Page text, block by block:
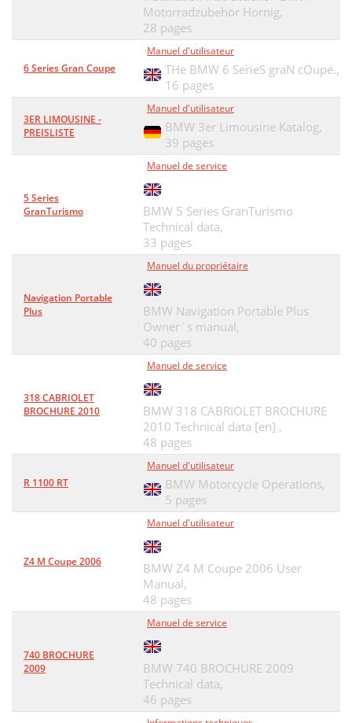
Motorradzubehör Hornig,
28 pages
6 Series Gran Coupe
Manuel d'utilisateur
THe BMW 6 SerieS graN cOupé.,
16 pages
3ER LIMOUSINE -
PREISLISTE
Manuel d'utilisateur
BMW 3er Limousine Katalog,
39 pages
5 Series
GranTurismo
Manuel de service
BMW 5 Series GranTurismo
Technical data,
33 pages
Navigation Portable
Plus
Manuel du propriétaire
BMW Navigation Portable Plus
Owner`s manual,
40 pages
318 CABRIOLET
BROCHURE 2010
Manuel de service
BMW 318 CABRIOLET BROCHURE
2010 Technical data [en] ,
48 pages
R 1100 RT
Manuel d'utilisateur
BMW Motorcycle Operations,
5 pages
Z4 M Coupe 2006
Manuel d'utilisateur
BMW Z4 M Coupe 2006 User
Manual,
48 pages
740 BROCHURE
2009
Manuel de service
BMW 740 BROCHURE 2009
Technical data,
46 pages